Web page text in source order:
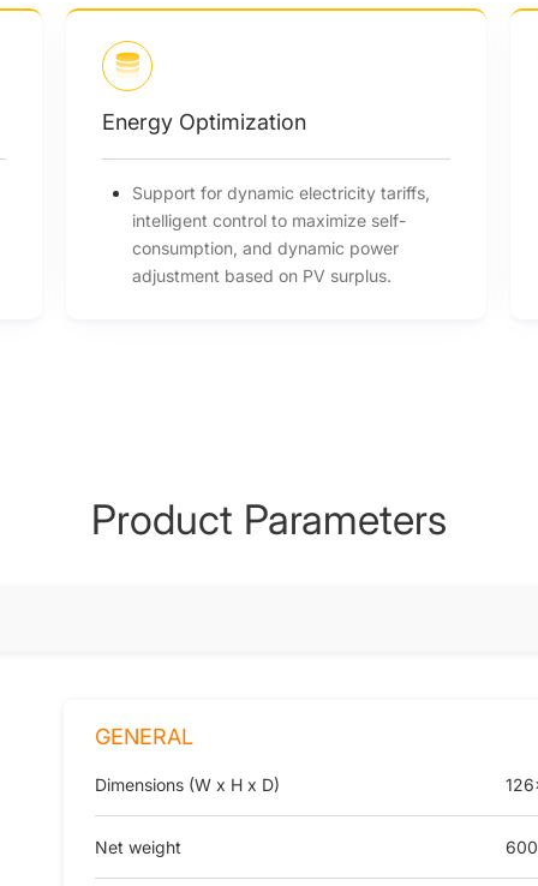
Compliance to Grid
Grid-friendly control of devices with
power adjustments during grid
overloads.
Product Parameters
GENERAL
Dimensions (W x H x D)
Net weight